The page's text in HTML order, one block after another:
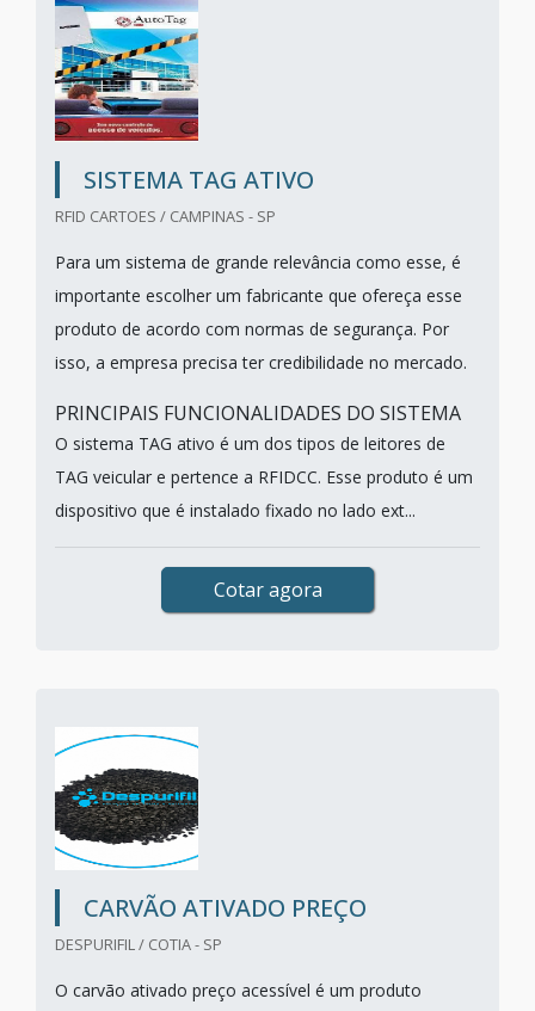
SISTEMA TAG ATIVO
RFID CARTOES / CAMPINAS - SP
Para um sistema de grande relevância como esse, é
importante escolher um fabricante que ofereça esse
produto de acordo com normas de segurança. Por
isso, a empresa precisa ter credibilidade no mercado.
PRINCIPAIS FUNCIONALIDADES DO SISTEMA
O sistema TAG ativo é um dos tipos de leitores de
TAG veicular e pertence a RFIDCC. Esse produto é um
dispositivo que é instalado fixado no lado ext...
Cotar agora
CARVÃO ATIVADO PREÇO
DESPURIFIL / COTIA - SP
O carvão ativado preço acessível é um produto